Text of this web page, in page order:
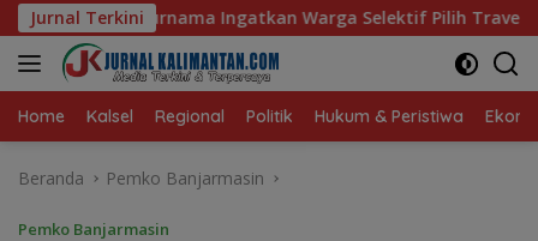
Langsung
ke
konten
Jurnal Terkini
Warga Selektif Pilih Travel Umrah Bangun
Home Kalsel Regional Politik Hukum & Peristiwa
Beranda Pemko Banjarmasin
Pemko Banjarmasin